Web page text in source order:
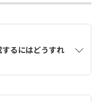
るにはどうすれ